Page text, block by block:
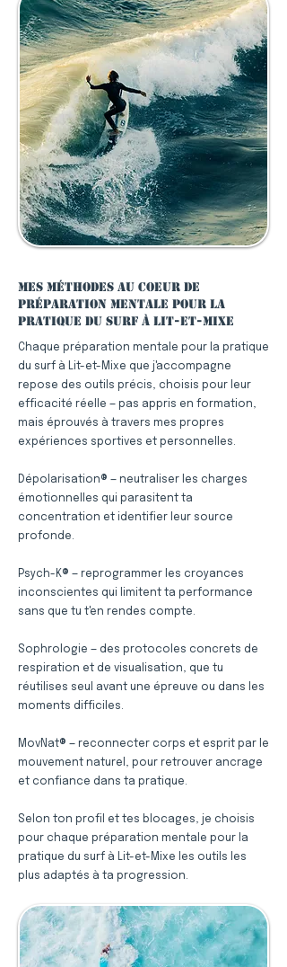
Mes méthodes au coeur de
préparation mentale pour la
pratique du surf à Lit-et-Mixe
Chaque préparation mentale pour la pratique
du surf à Lit-et-Mixe que j'accompagne
repose des outils précis, choisis pour leur
efficacité réelle — pas appris en formation,
mais éprouvés à travers mes propres
expériences sportives et personnelles.
Dépolarisation® — neutraliser les charges
émotionnelles qui parasitent ta
concentration et identifier leur source
profonde.
Psych-K® — reprogrammer les croyances
inconscientes qui limitent ta performance
sans que tu t'en rendes compte.
Sophrologie — des protocoles concrets de
respiration et de visualisation, que tu
réutilises seul avant une épreuve ou dans les
moments difficiles.
MovNat® — reconnecter corps et esprit par le
mouvement naturel, pour retrouver ancrage
et confiance dans ta pratique.
Selon ton profil et tes blocages, je choisis
pour chaque préparation mentale pour la
pratique du surf à Lit-et-Mixe les outils les
plus adaptés à ta progression.